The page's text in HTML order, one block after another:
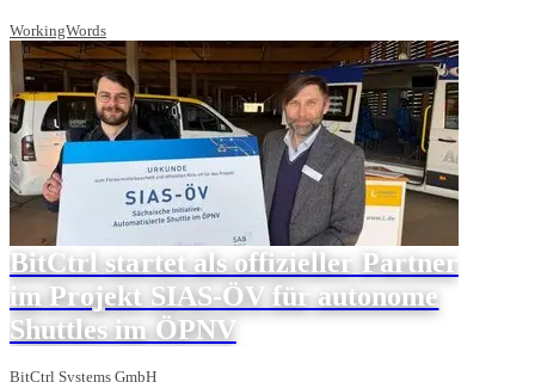
WorkingWords
BitCtrl startet als offizieller Partner
im Projekt SIAS-ÖV für autonome
Shuttles im ÖPNV
BitCtrl Systems GmbH